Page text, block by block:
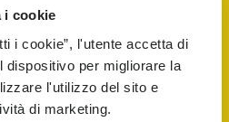
i cookie
i cookie”, l'utente accetta di
dispositivo per migliorare la
l'utilizzo del sito e
di marketing.